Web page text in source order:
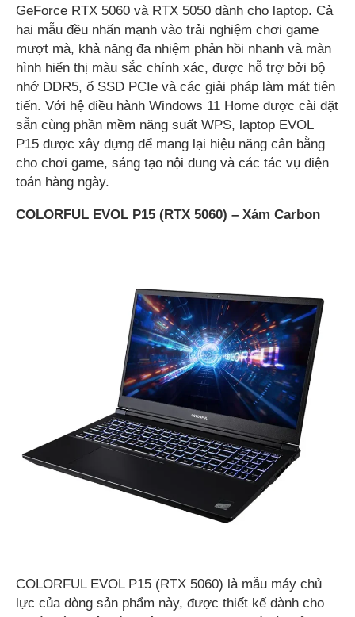
GeForce RTX 5060 và RTX 5050 dành cho laptop. Cả
hai mẫu đều nhấn mạnh vào trải nghiệm chơi game
mượt mà, khả năng đa nhiệm phản hồi nhanh và màn
hình hiển thị màu sắc chính xác, được hỗ trợ bởi bộ
nhớ DDR5, ổ SSD PCIe và các giải pháp làm mát tiên
tiến. Với hệ điều hành Windows 11 Home được cài đặt
sẵn cùng phần mềm năng suất WPS, laptop EVOL
P15 được xây dựng để mang lại hiệu năng cân bằng
cho chơi game, sáng tạo nội dung và các tác vụ điện
toán hàng ngày.
COLORFUL EVOL P15 (RTX 5060) – Xám Carbon
COLORFUL EVOL P15 (RTX 5060) là mẫu máy chủ
lực của dòng sản phẩm này, được thiết kế dành cho